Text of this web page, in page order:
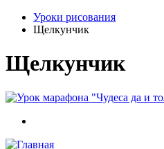
Уроки рисования
Щелкунчик
Щелкунчик